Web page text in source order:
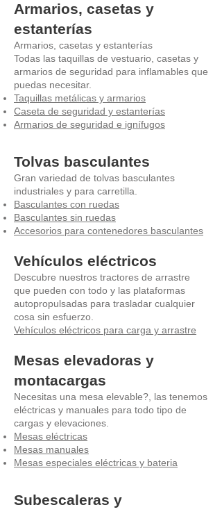
Armarios, casetas y
estanterías
Armarios, casetas y estanterías
Todas las taquillas de vestuario, casetas y
armarios de seguridad para inflamables que
puedas necesitar.
Taquillas metálicas y armarios
Caseta de seguridad y estanterías
Armarios de seguridad e ignífugos
Tolvas basculantes
Gran variedad de tolvas basculantes
industriales y para carretilla.
Basculantes con ruedas
Basculantes sin ruedas
Accesorios para contenedores basculantes
Vehículos eléctricos
Descubre nuestros tractores de arrastre
que pueden con todo y las plataformas
autopropulsadas para trasladar cualquier
cosa sin esfuerzo.
Vehículos eléctricos para carga y arrastre
Mesas elevadoras y
montacargas
Necesitas una mesa elevable?, las tenemos
eléctricas y manuales para todo tipo de
cargas y elevaciones.
Mesas eléctricas
Mesas manuales
Mesas especiales eléctricas y bateria
Subescaleras y